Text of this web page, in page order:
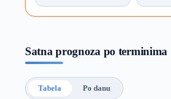
Satna prognoza po terminima
Tabela Po danu